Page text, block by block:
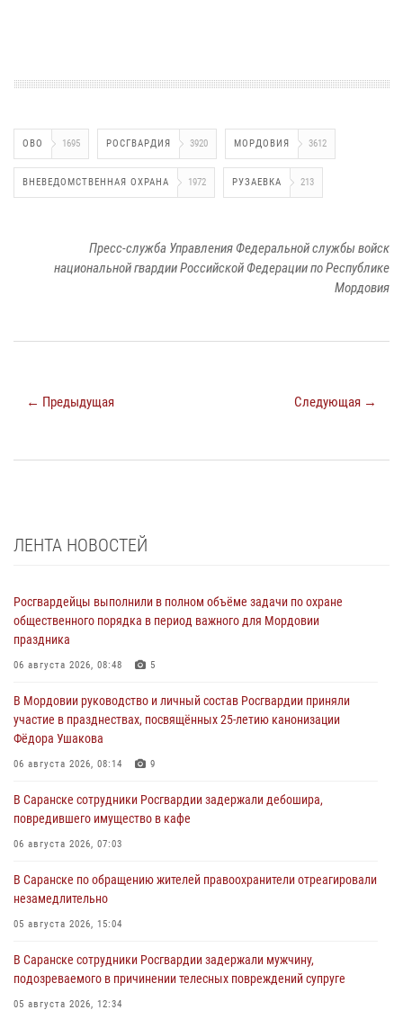
ОВО 1695 РОСГВАРДИЯ 3920 МОРДОВИЯ 3612
ВНЕВЕДОМСТВЕННАЯ ОХРАНА 1972 РУЗАЕВКА 213
Пресс-служба Управления Федеральной службы войск
национальной гвардии Российской Федерации по Республике
Мордовия
← Предыдущая Следующая →
ЛЕНТА НОВОСТЕЙ
Росгвардейцы выполнили в полном объёме задачи по охране
общественного порядка в период важного для Мордовии
праздника
06 августа 2026, 08:48 5
В Мордовии руководство и личный состав Росгвардии приняли
участие в празднествах, посвящённых 25-летию канонизации
Фёдора Ушакова
06 августа 2026, 08:14 9
В Саранске сотрудники Росгвардии задержали дебошира,
повредившего имущество в кафе
06 августа 2026, 07:03
В Саранске по обращению жителей правоохранители отреагировали
незамедлительно
05 августа 2026, 15:04
В Саранске сотрудники Росгвардии задержали мужчину,
подозреваемого в причинении телесных повреждений супруге
05 августа 2026, 12:34